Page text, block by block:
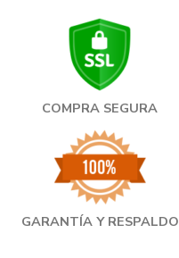
COMPRA SEGURA
GARANTÍA Y RESPALDO